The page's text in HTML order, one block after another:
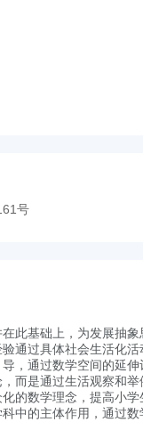
号
此基础上，为发展抽
通过具体社会生活化
，通过数学空间的延
而是通过生活观察和
的数学理念，提高小
中的主体作用，通过